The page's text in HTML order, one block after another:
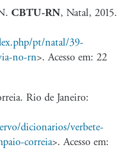
CBTU-RN, Natal, 2015.
pt/natal/39-
no-rn>. Acesso em: 22
Rio de Janeiro:
dicionarios/verbete-
correia>. Acesso em: